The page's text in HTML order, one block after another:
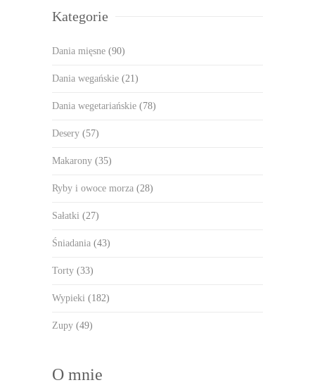
Kategorie
Dania mięsne (90)
Dania wegańskie (21)
Dania wegetariańskie (78)
Desery (57)
Makarony (35)
Ryby i owoce morza (28)
Sałatki (27)
Śniadania (43)
Torty (33)
Wypieki (182)
Zupy (49)
O mnie